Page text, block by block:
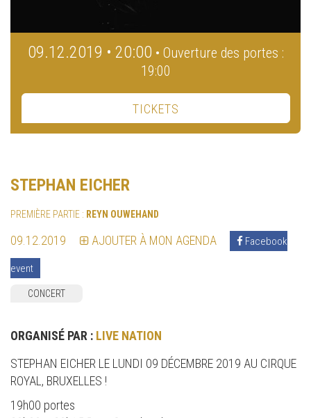
09.12.2019 • 20:00 • Ouverture des portes :
19:00
TICKETS
STEPHAN EICHER
PREMIÈRE PARTIE : REYN OUWEHAND
09.12.2019 AJOUTER À MON AGENDA Facebook
event
CONCERT
ORGANISÉ PAR : LIVE NATION
STEPHAN EICHER LE LUNDI 09 DÉCEMBRE 2019 AU CIRQUE
ROYAL, BRUXELLES !
19h00 portes